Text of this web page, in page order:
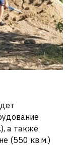
а также
(550 кв.м.)